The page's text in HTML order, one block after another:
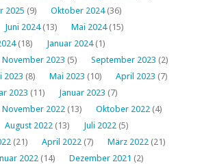
2025 (9) Oktober 2024(36)
Juni 2024(13) Mai 2024(15)
(18) Januar 2024(1)
November 2023 (5) September 2023 (2)
2023 (8) Mai 2023 (10) April 2023 (7)
2023 (11) Januar 2023 (7)
November 2022 (13) Oktober 2022 (4)
August 2022 (13) Juli 2022 (5)
(21) April 2022 (7) März 2022 (21)
2022 (14) Dezember 2021 (2)